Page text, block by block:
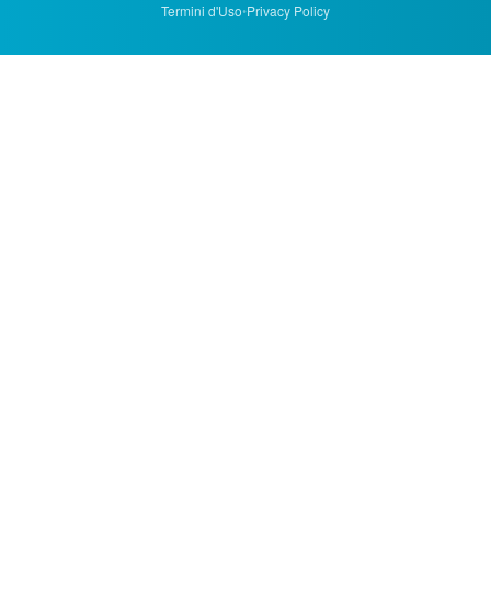
Termini d'Uso•Privacy Policy